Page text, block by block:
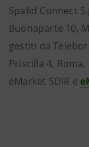
Spafid Connect
Buonaparte 10,
gestiti da
Priscilla 4,
eMarket SDIR e